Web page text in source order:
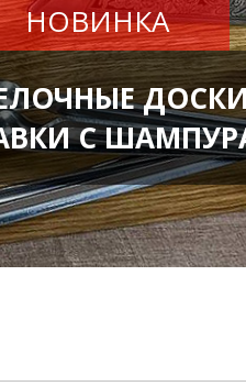
НОВИНКА
С